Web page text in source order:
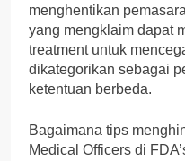
menghentikan
yang mengklaim dapat
treatment untuk
dikategorikan sebagai
ketentuan berbeda.
Bagaimana tips
Medical Officers di